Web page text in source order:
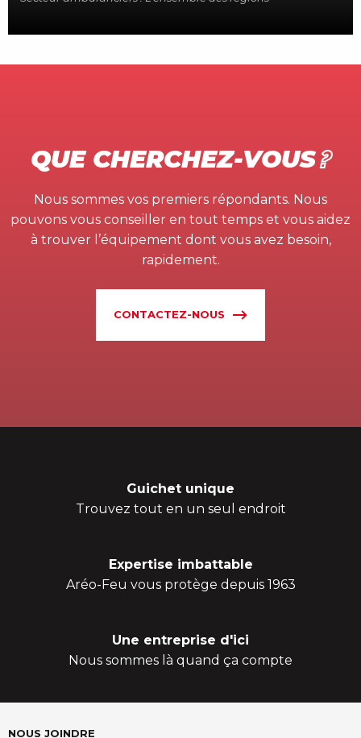
QUE CHERCHEZ-VOUS?
Nous sommes vos premiers répondants. Nous
pouvons vous conseiller en tout temps et vous aidez
à trouver l’équipement dont vous avez besoin,
rapidement.
CONTACTEZ-NOUS
Guichet unique
Trouvez tout en un seul endroit
Expertise imbattable
Aréo-Feu vous protège depuis 1963
Une entreprise d'ici
Nous sommes là quand ça compte
NOUS JOINDRE